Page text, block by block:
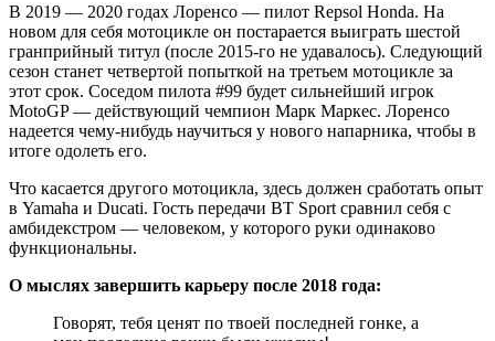
В 2019 — 2020 годах Лоренсо — пилот Repsol Honda. На
новом для себя мотоцикле он постарается выиграть шестой
гранприйный титул (после 2015-го не удавалось). Следующий
сезон станет четвертой попыткой на третьем мотоцикле за
этот срок. Соседом пилота #99 будет сильнейший игрок
MotoGP — действующий чемпион Марк Маркес. Лоренсо
надеется чему-нибудь научиться у нового напарника, чтобы в
итоге одолеть его.
Что касается другого мотоцикла, здесь должен сработать опыт
в Yamaha и Ducati. Гость передачи BT Sport сравнил себя с
амбидекстром — человеком, у которого руки одинаково
функциональны.
О мыслях завершить карьеру после 2018 года:
Говорят, тебя ценят по твоей последней гонке, а